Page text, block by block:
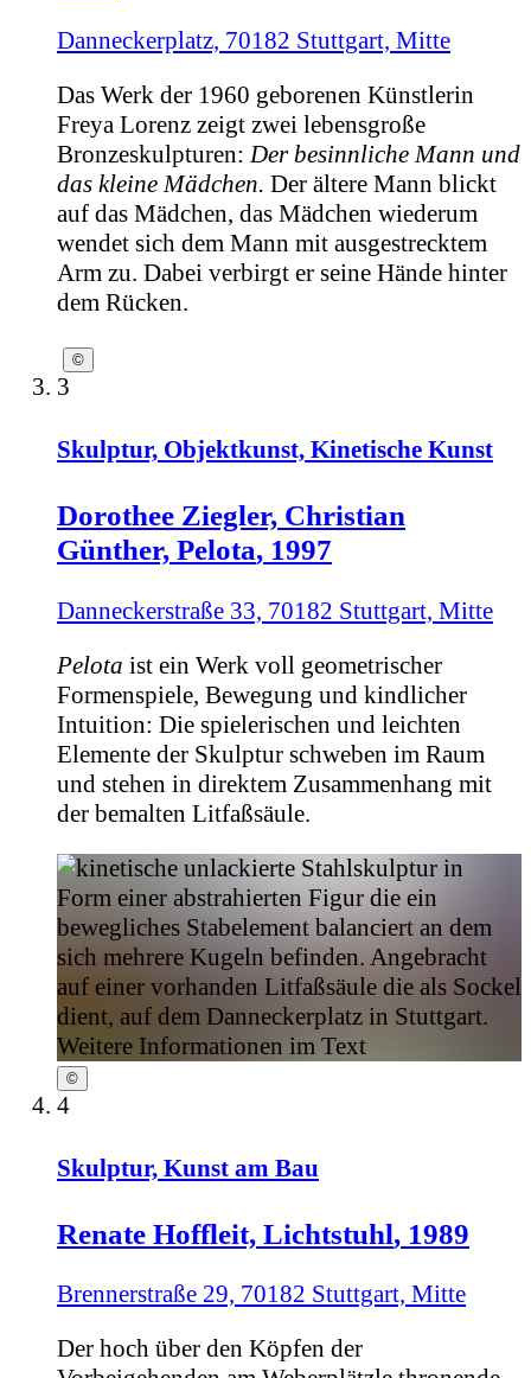
Danneckerplatz, 70182 Stuttgart, Mitte
Das Werk der 1960 geborenen Künstlerin
Freya Lorenz zeigt zwei lebensgroße
Bronzeskulpturen:Der besinnliche Mann und
das kleine Mädchen. Der ältere Mann blickt
auf das Mädchen, das Mädchen wiederum
wendet sich dem Mann mit ausgestrecktem
Arm zu. Dabei verbirgt er seine Hände hinter
dem Rücken.
©
3
Skulptur, Objektkunst, Kinetische Kunst
Dorothee Ziegler, Christian
Günther, Pelota, 1997
Danneckerstraße 33, 70182 Stuttgart, Mitte
Pelota ist ein Werk voll geometrischer
Formenspiele, Bewegung und kindlicher
Intuition: Die spielerischen und leichten
Elemente der Skulptur schweben im Raum
und stehen in direktem Zusammenhang mit
der bemalten Litfaßsäule.
©
4
Skulptur, Kunst am Bau
Renate Hoffleit, Lichtstuhl, 1989
Brennerstraße 29, 70182 Stuttgart, Mitte
Der hoch über den Köpfen der